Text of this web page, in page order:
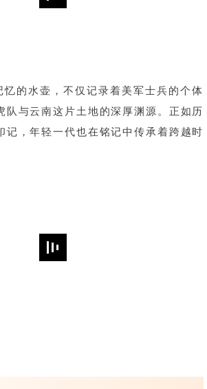
忆的水壶，不仅记录着美军士兵的个体
队与云南这片土地的深厚渊源。正如历
记，年轻一代也在铭记中传承着跨越时